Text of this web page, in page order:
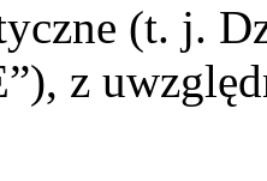
(t. j.
z